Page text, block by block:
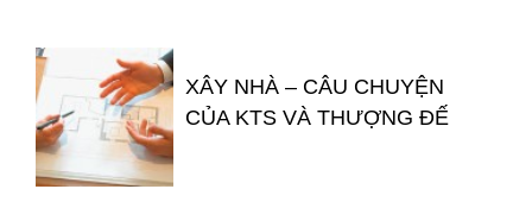
XÂY NHÀ – CÂU CHUYỆN
CỦA KTS VÀ THƯỢNG ĐẾ